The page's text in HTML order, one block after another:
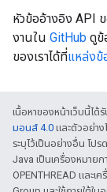
หัวข้ออ้างอิง API
งานใน GitHub ดูข้
ของเราได้ที่แหล่งข้
เนื้อหาของหน้าเว็บนี้ได้
มอนส์ 4.0 และตัวอย่า
ระบุไว้เป็นอย่างอื่น โปร
Java เป็นเครื่องหมาย
OPENTHREAD และเ